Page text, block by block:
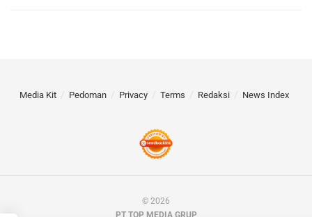
Media Kit Pedoman Privacy Terms Redaksi News Index
© 2026
PT TOP MEDIA GRUP